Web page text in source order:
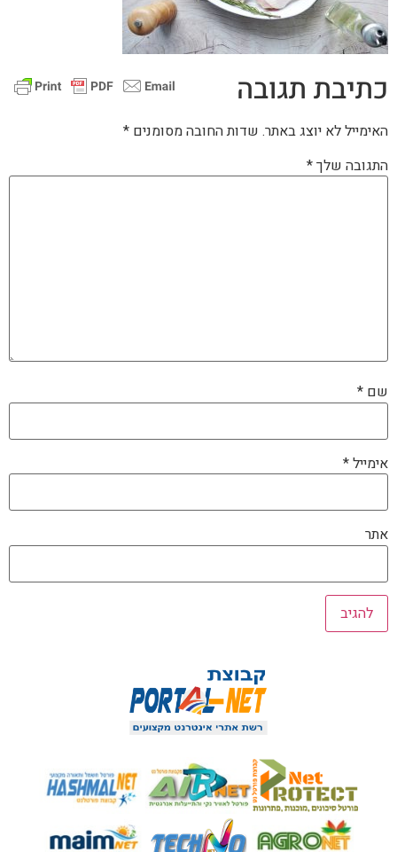
כתיבת תגובה
האימייל לא יוצג באתר. שדות החובה מסומנים *
התגובה שלך*
שם *
אימייל*
אתר